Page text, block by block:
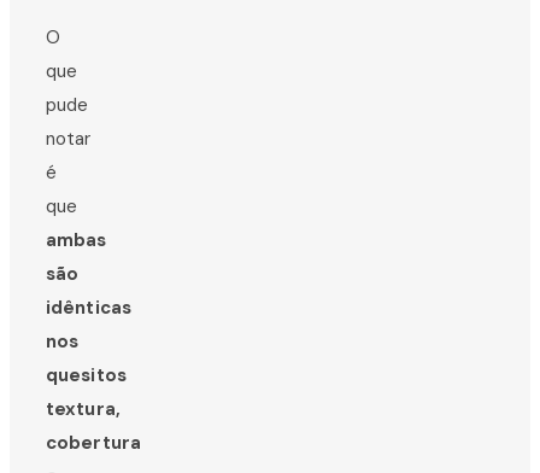
O
que
pude
notar
é
que
ambas
são
idênticas
nos
quesitos
textura,
cobertura